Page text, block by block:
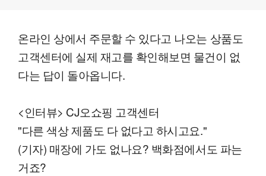
온라인 상에서 주문할 수 있다고 나오는 상품도
고객센터에 실제 재고를 확인해보면 물건이 없
다는 답이 돌아옵니다.
<인터뷰> CJ오쇼핑 고객센터
"다른 색상 제품도 다 없다고 하시고요."
(기자) 매장에 가도 없나요? 백화점에서도 파는
거죠?